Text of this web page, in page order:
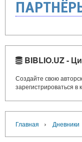
BIBLIO.UZ -
Создайте свою
зарегистрироваться в
Главная › Дневники